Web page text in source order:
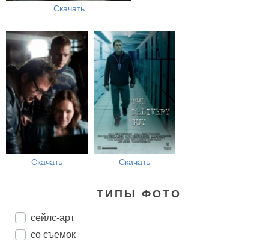
Скачать
Скачать Скачать
ТИПЫ ФОТО
сейлс-арт
со съемок